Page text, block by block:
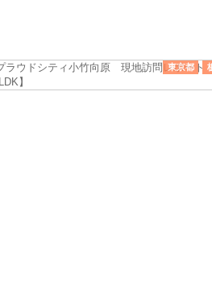
東京都